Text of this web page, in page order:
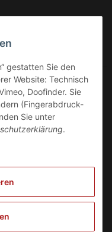
ZAHLUNGSARTEN
VERSANDARTEN
gestatten Sie den
Website: Technisch
Doofinder. Sie
(Fingerabdruck-
Sie unter
.